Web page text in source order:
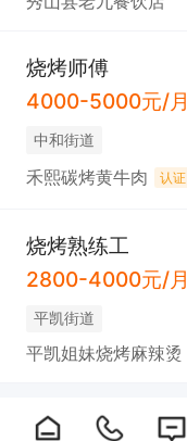
烧烤师傅
4000-5000元/月
中和街道
禾熙碳烤黄牛肉 认证
烧烤熟练工
2800-4000元/月
平凯街道
平凯姐妹烧烤麻辣烫